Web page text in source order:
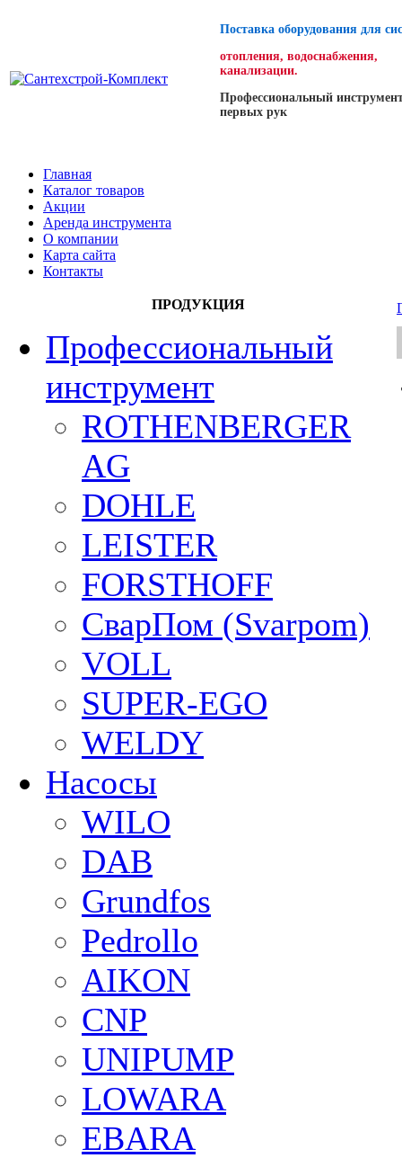
Поставка оборудования для
отопления, водоснабжения,
канализации.
Профессиональный
первых рук
Главная
Каталог товаров
Акции
Аренда инструмента
О компании
Карта сайта
Контакты
ПРОДУКЦИЯ
Профессиональный
инструмент
ROTHENBERGER
AG
DOHLE
LEISTER
FORSTHOFF
СварПом (Svarpom)
VOLL
SUPER-EGO
WELDY
Насосы
WILO
DAB
Grundfos
Pedrollo
AIKON
CNP
UNIPUMP
LOWARA
EBARA